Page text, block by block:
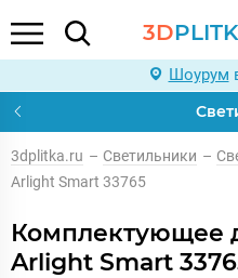
3D
Шоурум
3dplitka.ru – Светильники –
Arlight Smart 33765
Комплектующее
Arlight Smart